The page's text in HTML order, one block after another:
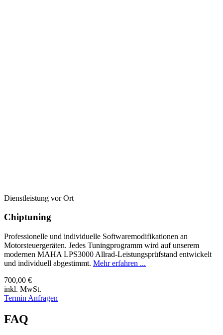
Dienstleistung vor Ort
Chiptuning
Professionelle und individuelle Softwaremodifikationen an
Motorsteuergeräten. Jedes Tuningprogramm wird auf unserem
modernen MAHA LPS3000 Allrad-Leistungsprüfstand entwickelt
und individuell abgestimmt. Mehr erfahren ...
700,00 €
inkl. MwSt.
Termin Anfragen
FAQ